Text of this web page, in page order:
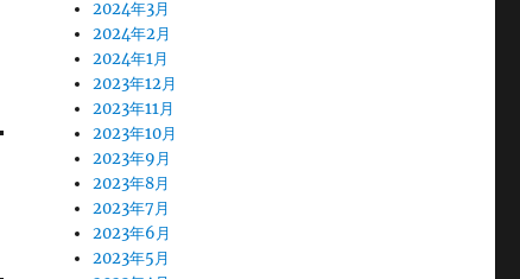
2024年3月
2024年2月
2024年1月
2023年12月
2023年11月
2023年10月
2023年9月
2023年8月
2023年7月
2023年6月
2023年5月